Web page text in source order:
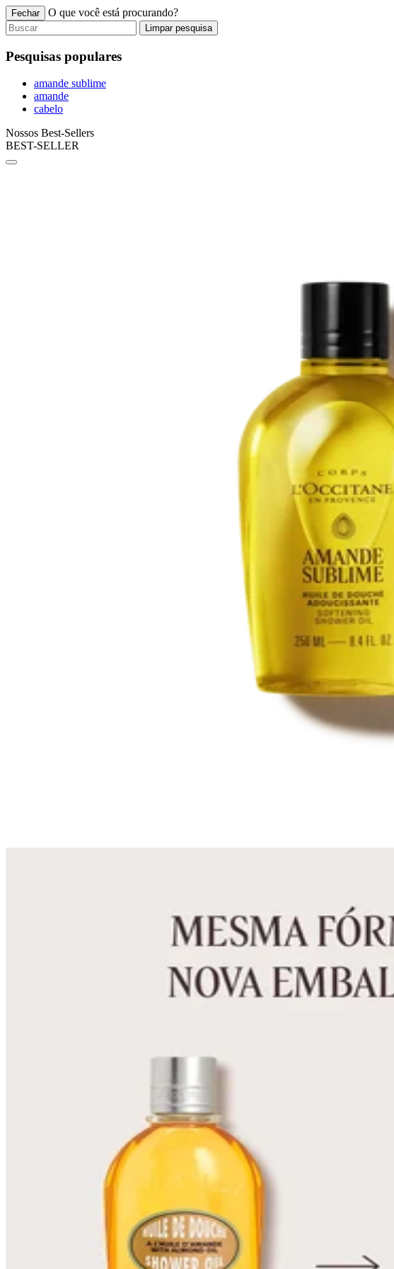
Fechar O que você está procurando?
Limpar pesquisa
Pesquisas populares
amande sublime
amande
cabelo
Nossos Best-Sellers
BEST-SELLER